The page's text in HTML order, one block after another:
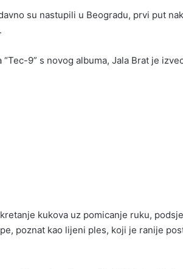
su nastupili u Beogradu, prvi put
9” s novog albuma, Jala Brat je
kukova uz pomicanje ruku,
poznat kao lijeni ples, koji je ranije